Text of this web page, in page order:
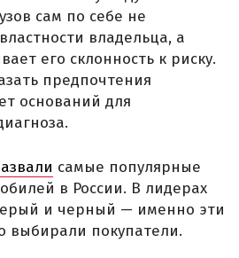
сам по себе не
владельца, а
его склонность к риску.
предпочтения
оснований для
самые популярные
в России. В лидерах
и черный — именно эти
выбирали покупатели.